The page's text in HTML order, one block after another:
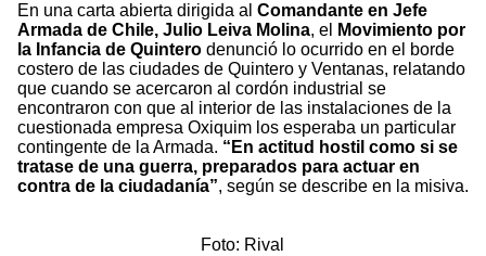
En una carta abierta dirigida al Comandante en Jefe
Armada de Chile, Julio Leiva Molina, el
Movimiento por
la Infancia de Quintero denunció lo ocurrido en el borde
costero de las ciudades de Quintero y Ventanas, relatando
que cuando se acercaron al cordón industrial se
encontraron con que al interior de las instalaciones de la
cuestionada empresa Oxiquim los esperaba un particular
contingente de la Armada. “En actitud hostil como si se
tratase de una guerra, preparados para actuar en
contra de la ciudadanía”, según se describe en la misiva.
Foto: Rival